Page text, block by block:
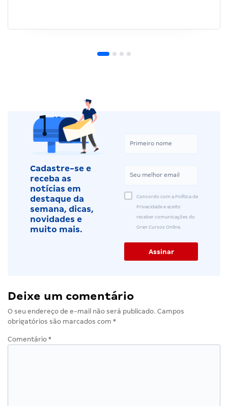
Cadastre-se e
receba as
notícias em
destaque da
semana, dicas,
novidades e
muito mais.
Concordo com a Política de
Privacidade e aceito
receber comunicações do
Gran Cursos Online.
Deixe um comentário
O seu endereço de e-mail não será publicado. Campos
obrigatórios são marcados com *
Comentário *